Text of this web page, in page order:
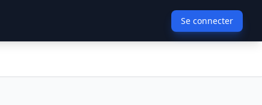
Se connecter